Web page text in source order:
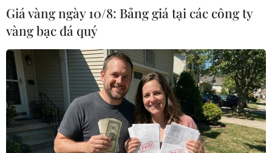
#Hỏa hoạn #Rừng phòng hộ ven biển
#Huyện Quảng Ninh
#Thiệt hại
Quảng Bình
Quảng Trị
Theo dõi VietnamPlus
Giá vàng ngày 10/8: Bảng giá tại các công ty
vàng bạc đá quý